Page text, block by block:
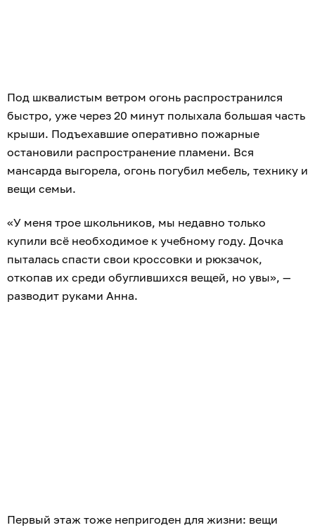
Под шквалистым ветром огонь распространился
быстро, уже через 20 минут полыхала большая часть
крыши. Подъехавшие оперативно пожарные
остановили распространение пламени. Вся
мансарда выгорела, огонь погубил мебель, технику и
вещи семьи.
«У меня трое школьников, мы недавно только
купили всё необходимое к учебному году. Дочка
пыталась спасти свои кроссовки и рюкзачок,
откопав их среди обуглившихся вещей, но увы», —
разводит руками Анна.
Первый этаж тоже непригоден для жизни: вещи